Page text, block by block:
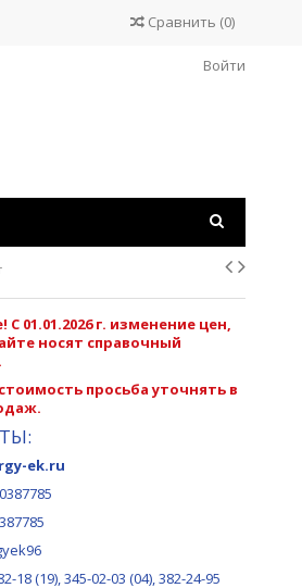
Сравнить (0)
Войти
01.01.2026 г. изменение цен,
носят справочный
просьба уточнять в
ek.ru
18 (19), 345-02-03 (04), 382-24-95